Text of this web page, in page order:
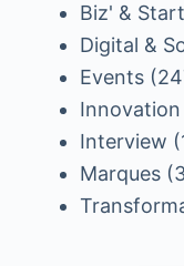
Biz' &
Digital &
Events
Innovation
Interview
Marques